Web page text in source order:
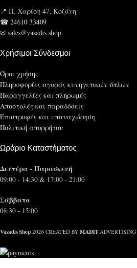
📍 Π. Χαρίση 47, Κοζάνη
☎ 24610 33409
✉ sales@vasadis.shop
Χρήσιμοι Σύνδεσμοι
Όροι χρήσης
Πληροφορίες αγοράς κυνηγετικών όπλων
Παραγγελίες και πληρωμές
Αποστολές και παραδόσεις
Επιστροφές και υπαναχώρηση
Πολιτική απορρήτου
Ωράριο Καταστήματος
Δευτέρα - Παρασκευή
09:00 - 14:30 & 17:00 - 21:00
Σάββατο
08:30 - 15:00
Vasadis Shop 2026 CREATED BY MADIT ADVERTISING